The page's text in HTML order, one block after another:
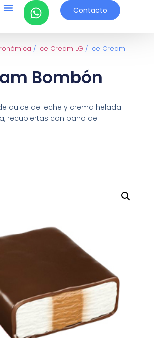
Contacto
/ Ice Cream LG / Ice Cream
Bombón
dulce de leche y crema helada
recubiertas con baño de